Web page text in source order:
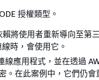
授權類型。
將使用者重新導向至第
時，會使用它。
應用程式，並在透過
。在此案例中，它們仍會